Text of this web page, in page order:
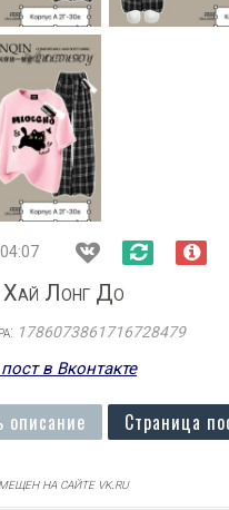
Хай Лонг До
1786073861716728479
в Вконтакте
описание Страница
на сайте vk.ru